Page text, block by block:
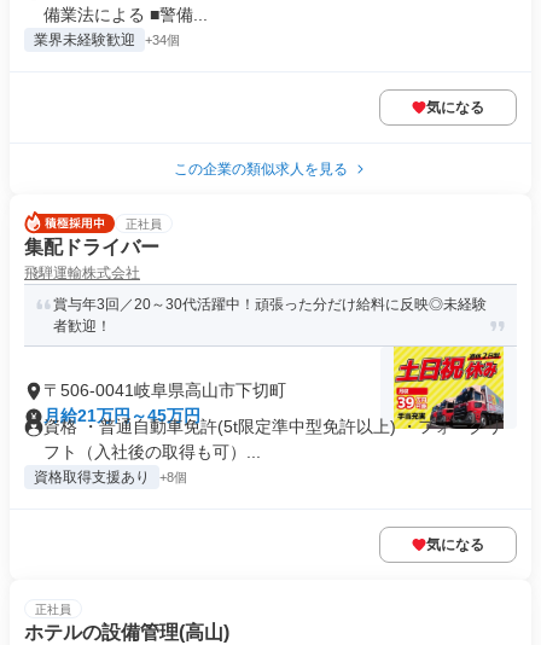
備業法による ■警備...
業界未経験歓迎 +34個
気になる
この企業の類似求人を見る
正社員
集配ドライバー
飛騨運輸株式会社
賞与年3回／20～30代活躍中！頑張った分だけ給料に反映◎未経験
者歓迎！
〒506-0041岐阜県高山市下切町
月給21万円～45万円
資格 ・普通自動車免許(5t限定準中型免許以上) ・フォークリ
フト（入社後の取得も可）...
資格取得支援あり +8個
気になる
正社員
ホテルの設備管理(高山)